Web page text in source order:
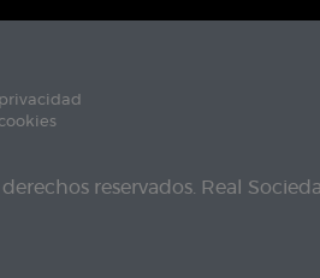
derechos reservados. Real